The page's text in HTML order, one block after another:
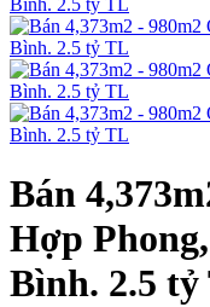
Bán
Hợp
Bình. 2.5